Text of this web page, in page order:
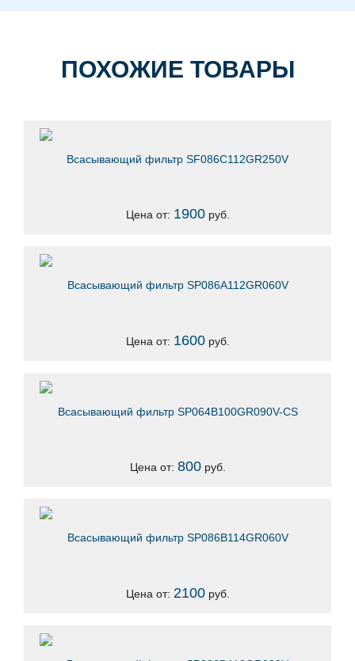
ПОХОЖИЕ ТОВАРЫ
Всасывающий фильтр SF086C112GR250V
Цена от: 1900руб.
Всасывающий фильтр SP086A112GR060V
Цена от: 1600руб.
Всасывающий фильтр SP064B100GR090V-CS
Цена от: 800руб.
Всасывающий фильтр SP086B114GR060V
Цена от: 2100руб.